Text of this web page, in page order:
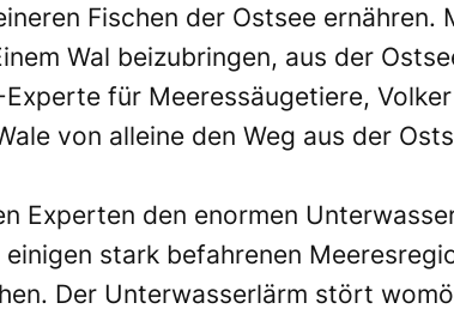
Fischen der Ostsee ernähren.
Wal beizubringen, aus der
für Meeressäugetiere,
von alleine den Weg aus der
Experten den enormen
stark befahrenen
Der Unterwasserlärm stört